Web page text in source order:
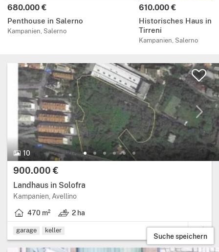
Preis:
680.000 €
Penthouse in Salerno
Kampanien, Salerno
Preis:
610.000 €
Historisches Haus in
Tirreni
Kampanien, Salerno
10
10 Bilder.
Preis:
900.000 €
Landhaus in Solofra
Kampanien, AvellinoRegion: Kampanien, provinz: Avellino.
470 m²
Wohnfläche: 470 Quadratmeter.
2 ha
Land: 2 ha.
garage keller
Suche speichern